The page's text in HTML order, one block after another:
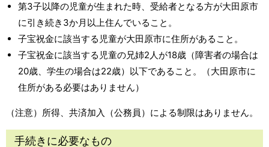
第3子以降の児童が生まれた時、受給者となる方が大田原市
に引き続き3か月以上住んでいること。
子宝祝金に該当する児童が大田原市に住所があること。
子宝祝金に該当する児童の兄姉2人が18歳（障害者の場合は
20歳、学生の場合は22歳）以下であること。（大田原市に
住所がある必要はありません）
（注意）所得、共済加入（公務員）による制限はありません。
手続きに必要なもの